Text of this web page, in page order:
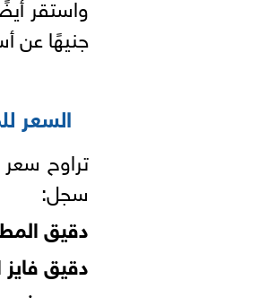
جنيهًا عن أسعار
السعر
سجل:
دقيق
دقيق